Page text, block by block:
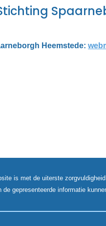
Heemstede:
is met de uiterste
de gepresenteerde informatie